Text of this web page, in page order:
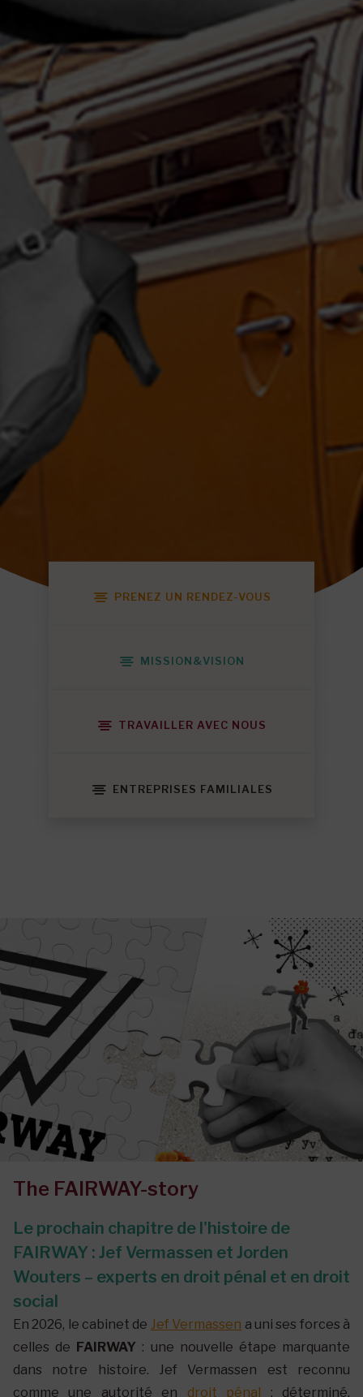
PRENEZ UN RENDEZ-VOUS
MISSION&VISION
TRAVAILLER AVEC NOUS
ENTREPRISES FAMILIALES
The FAIRWAY-story
Le prochain chapitre de l'histoire de
FAIRWAY : Jef Vermassen et Jorden
Wouters – experts en droit pénal et en droit
social
En 2026, le cabinet de Jef Vermassen a uni ses forces à
celles de FAIRWAY : une nouvelle étape marquante
dans notre histoire. Jef Vermassen est reconnu
comme une autorité en droit pénal : déterminé,